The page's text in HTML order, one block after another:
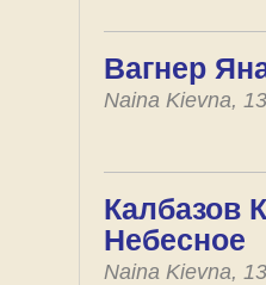
Вагнер
Naina Kievna,
Калбазов
Небесное
Naina Kievna,